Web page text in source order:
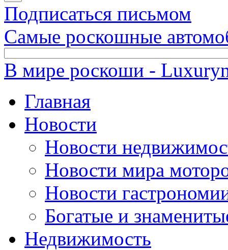
Подписаться письмом
Самые роскошные
В мире роскоши -
Главная
Новости
Новости
Новости мира
Новости
Богатые и
Недвижимость